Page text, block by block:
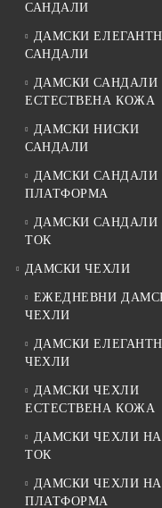
САНДАЛИ
ДАМСКИ
САНДАЛИ
ДАМСКИ САНДАЛИ
ЕСТЕСТВЕНА КОЖА
ДАМСКИ НИСКИ
САНДАЛИ
ДАМСКИ САНДАЛИ
ПЛАТФОРМА
ДАМСКИ САНДАЛИ
ТОК
ДАМСКИ ЧЕХЛИ
ЕЖЕДНЕВНИ
ЧЕХЛИ
ДАМСКИ
ЧЕХЛИ
ДАМСКИ ЧЕХЛИ
ЕСТЕСТВЕНА КОЖА
ДАМСКИ ЧЕХЛИ НА
ТОК
ДАМСКИ ЧЕХЛИ НА
ПЛАТФОРМА